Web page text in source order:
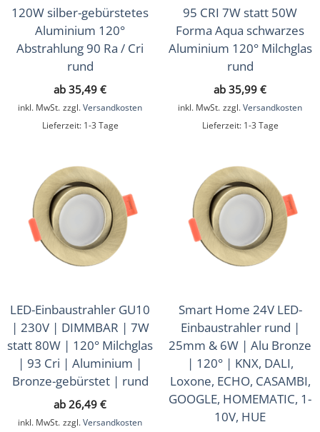
120W silber-gebürstetes
Aluminium 120°
Abstrahlung 90 Ra / Cri
rund
ab 35,49 €
inkl. MwSt. zzgl. Versandkosten
Lieferzeit: 1-3 Tage
95 CRI 7W statt 50W
Forma Aqua schwarzes
Aluminium 120° Milchglas
rund
ab 35,99 €
inkl. MwSt. zzgl. Versandkosten
Lieferzeit: 1-3 Tage
LED-Einbaustrahler GU10
| 230V | DIMMBAR | 7W
statt 80W | 120° Milchglas
| 93 Cri | Aluminium |
Bronze-gebürstet | rund
ab 26,49 €
inkl. MwSt. zzgl. Versandkosten
Smart Home 24V LED-
Einbaustrahler rund |
25mm & 6W | Alu Bronze
| 120° | KNX, DALI,
Loxone, ECHO, CASAMBI,
GOOGLE, HOMEMATIC, 1-
10V, HUE